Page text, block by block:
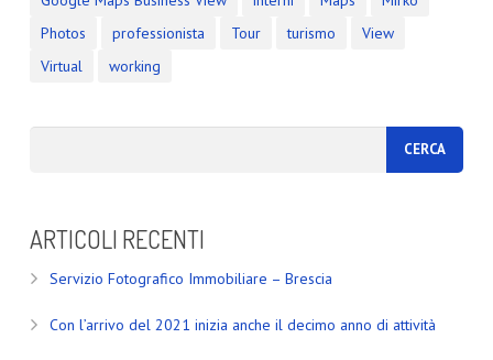
Photos
professionista Tour turismo
View
Virtual
working
ARTICOLI RECENTI
Servizio Fotografico Immobiliare – Brescia
Con l’arrivo del 2021 inizia anche il decimo anno di attività